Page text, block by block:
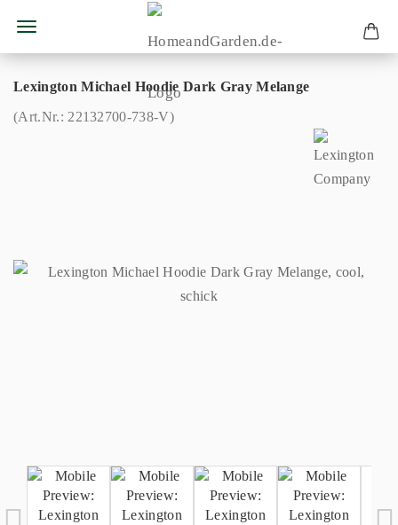
Lexington Michael Hoodie Dark Gray Melange
(Art.Nr.: 22132700-738-V)